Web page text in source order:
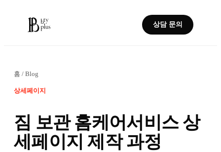
상담 문의
홈 / Blog
상세페이지
짐 보관 홈케어서비스 상
세페이지 제작 과정